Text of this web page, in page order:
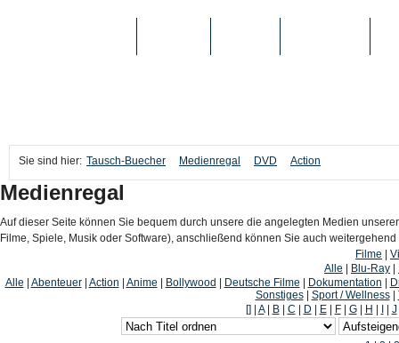
Sie sind hier: Tausch-Buecher Medienregal DVD Action
Medienregal
Auf dieser Seite können Sie bequem durch unsere die angelegten Medien
Filme, Spiele, Musik oder Software), anschließend können Sie auch
Filme
Alle
Blu-Ray
Alle
Abenteuer| Action Anime Bollywood Deutsche Filme Dokumentation
Sonstiges| Sport / Wellness|
[]
A| B| C D E| F| G| H J